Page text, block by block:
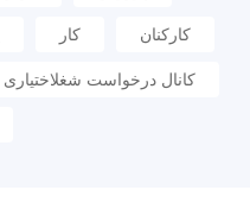
کار کارکنان
کانال درخواست شغلاختیاری